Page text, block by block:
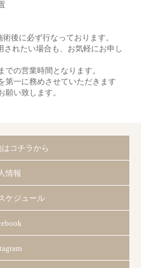
後に必ず行なっております。
れたい場合も、お気軽にお申し
の営業時間となります。
第一に務めさせていただきます
い致します。
コチラから
情報
ケジュール